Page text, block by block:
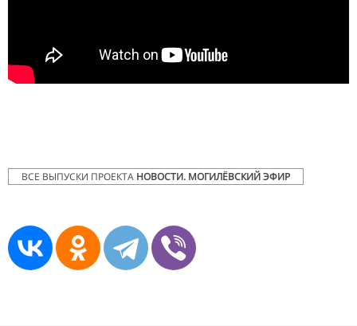
ВСЕ ВЫПУСКИ ПРОЕКТА НОВОСТИ. МОГИЛЁВСКИЙ ЭФИР